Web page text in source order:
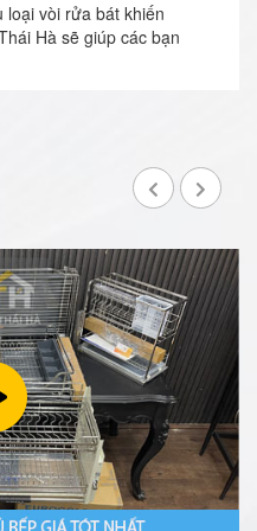
loại vòi rửa bát khiến
Hà sẽ giúp các bạn